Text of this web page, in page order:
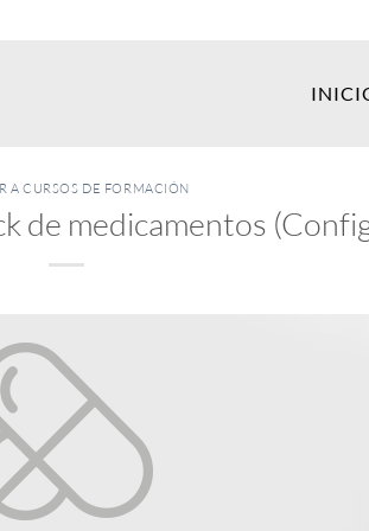
A CURSOS DE FORMACIÓN
de medicamentos